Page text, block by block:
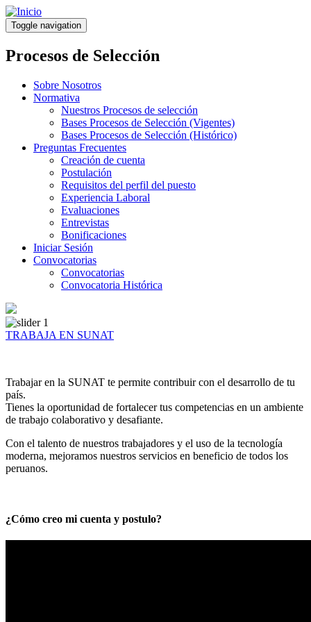
Pasar
al
contenido
principal
Toggle navigation
Procesos de Selección
Sobre Nosotros
Normativa
Nuestros Procesos de selección
Bases Procesos de Selección (Vigentes)
Bases Procesos de Selección (Histórico)
Preguntas Frecuentes
Creación de cuenta
Postulación
Requisitos del perfil del puesto
Experiencia Laboral
Evaluaciones
Entrevistas
Bonificaciones
Iniciar Sesión
Convocatorias
Convocatorias
Convocatoria Histórica
TRABAJA EN SUNAT
Trabajar en la SUNAT te permite contribuir con el desarrollo de tu
país.
Tienes la oportunidad de fortalecer tus competencias en un ambiente
de trabajo colaborativo y desafiante.
Con el talento de nuestros trabajadores y el uso de la tecnología
moderna, mejoramos nuestros servicios en beneficio de todos los
peruanos.
¿Cómo creo mi cuenta y postulo?